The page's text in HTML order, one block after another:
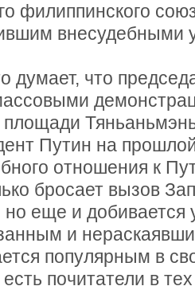
филиппинского
внесудебными
думает, что
Путин на
отношения к
бросает вызов
еще и добивается
и
популярным в
почитатели в